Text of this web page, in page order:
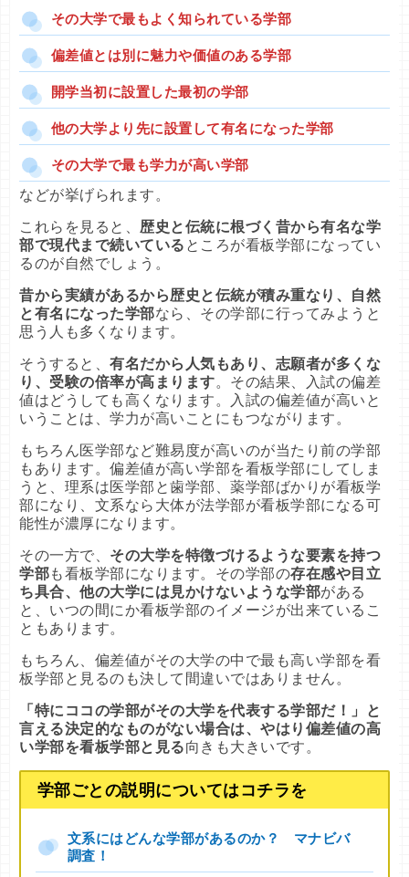
その大学で最もよく知られている学部
偏差値とは別に魅力や価値のある学部
開学当初に設置した最初の学部
他の大学より先に設置して有名になった学部
その大学で最も学力が高い学部
などが挙げられます。
これらを見ると、歴史と伝統に根づく昔から有名な学
部で現代まで続いている ところが看板学部になってい
るのが自然でしょう。
昔から実績があるから歴史と伝統が積み重なり、自然
と有名になった学部なら、その学部に行ってみようと
思う人も多くなります。
そうすると、有名だから人気もあり、志願者が多くな
り、受験の倍率が高まります。その結果、入試の偏差
値はどうしても高くなります。入試の偏差値が高いと
いうことは、学力が高いことにもつながります。
もちろん医学部など難易度が高いのが当たり前の学部
もあります。偏差値が高い学部を看板学部にしてしま
うと、理系は医学部と歯学部、薬学部ばかりが看板学
部になり、文系なら大体が法学部が看板学部になる可
能性が濃厚になります。
その一方で、 その大学を特徴づけるような要素を持つ
学部も看板学部になります。その学部の存在感や目立
ち具合、他の大学には見かけないような学部がある
と、いつの間にか看板学部のイメージが出来ているこ
ともあります。
もちろん、偏差値がその大学の中で最も高い学部を看
板学部と見るのも決して間違いではありません。
「特にココの学部がその大学を代表する学部だ！」と
言える決定的なものがない場合は、やはり偏差値の高
い学部を看板学部と見る向きも大きいです。
学部ごとの説明についてはコチラを
文系にはどんな学部があるのか？ マナビバ
調査！